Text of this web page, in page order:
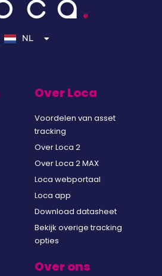
NL
EN
FR
Over Loca
Voordelen van asset
tracking
Over Loca 2
Over Loca 2 MAX
Loca webportaal
Loca app
Download datasheet
Bekijk overige tracking
opties
Over ons